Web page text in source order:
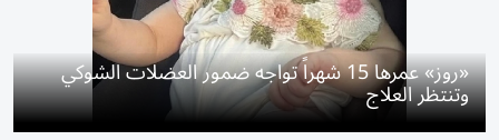
«روز» عمرها 15 شهراً تواجه ضمور العضلات الشوكي
وتنتظر العلاج